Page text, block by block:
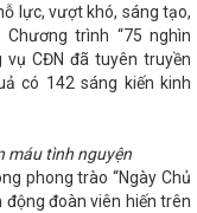
số 68
Cơ hội
nghiệp 6 tỉnh
CHDCND Lào và
mạnh lên thành
Thương quy
Hà Tĩnh
200 tỷ đồng
trang Thương
lực, vượt khó, sáng tạo,
trình “75 nghìn
CĐN đã tuyên truyền
có 142 sáng kiến kinh
máu tình nguyện
phong trào “Ngày Chủ
động đoàn viên hiến trên